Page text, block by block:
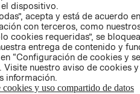
dispositivo.
acepta y está de acuerdo
con terceros, como
cookies requeridas”, se
entrega de contenido y
“Configuración de cookies y
Visite nuestro aviso de cookies
información.
y uso compartido de datos